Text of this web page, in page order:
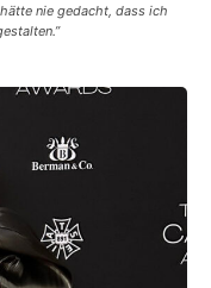
nie gedacht, dass ich